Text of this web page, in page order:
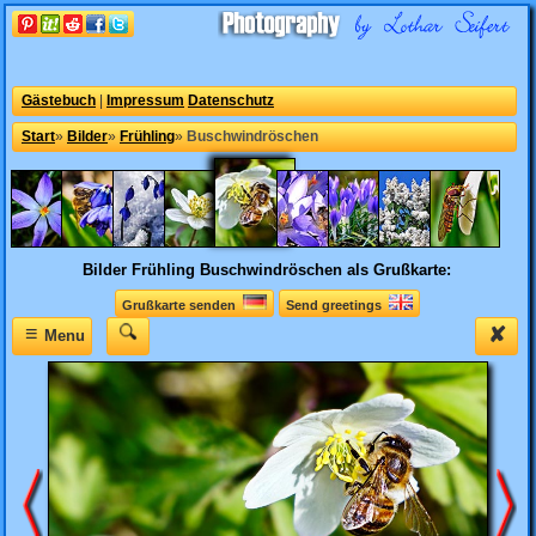
Gästebuch Impressum Datenschutz
Start» Bilder» Frühling» Buschwindröschen
Bilder Frühling Buschwindröschen als Grußkarte:
Grußkarte senden Send greetings
✘
≡Menu